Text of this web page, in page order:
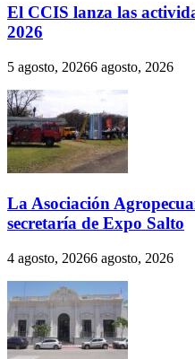
El CCIS lanza las
2026
5 agosto, 20266 agosto, 2026
La Asociación
secretaría de Expo Salto
4 agosto, 20266 agosto, 2026